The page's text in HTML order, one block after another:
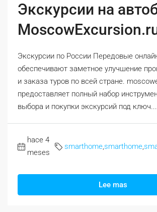
Экскурсии на
Экскурсии по России Передовые
обеспечивают заметное улучшение
и заказа туров по всей стране.
предоставляет полный набор
выбора и покупки экскурсий под ключ...
hace 4
meses
smarthome smarthome
Lee mas